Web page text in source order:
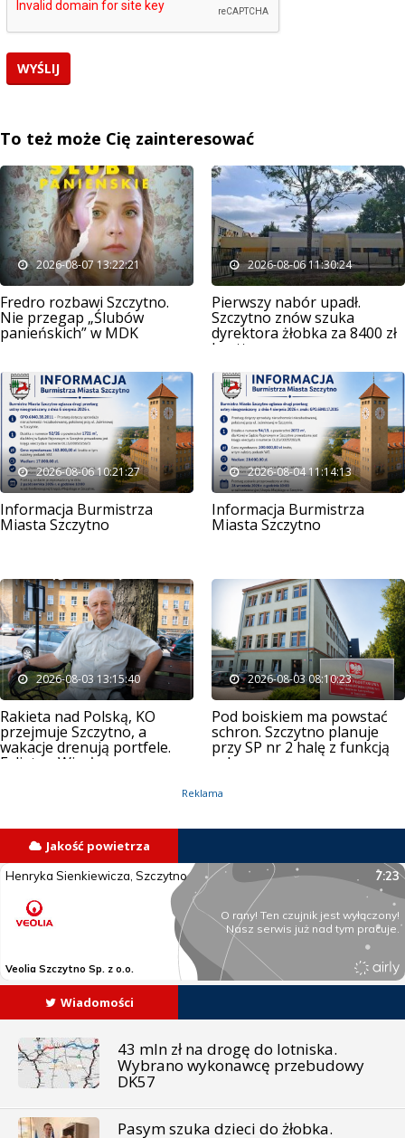
To też może Cię zainteresować
2026-08-07 13:22:21
Fredro rozbawi Szczytno.
Nie przegap „Ślubów
panieńskich” w MDK
2026-08-06 11:30:24
Pierwszy nabór upadł.
Szczytno znów szuka
dyrektora żłobka za 8400 zł
brutto
2026-08-06 10:21:27
Informacja Burmistrza
Miasta Szczytno
2026-08-04 11:14:13
Informacja Burmistrza
Miasta Szczytno
2026-08-03 13:15:40
Rakieta nad Polską, KO
przejmuje Szczytno, a
wakacje drenują portfele.
Felieton Wiesława
2026-08-03 08:10:23
Pod boiskiem ma powstać
schron. Szczytno planuje
przy SP nr 2 halę z funkcją
ochronną
Reklama
Jakość powietrza
Wiadomości
43 mln zł na drogę do lotniska.
Wybrano wykonawcę przebudowy
DK57
Pasym szuka dzieci do żłobka.